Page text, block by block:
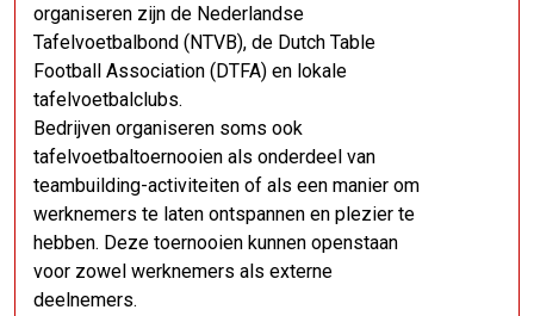
organiseren zijn de Nederlandse
Tafelvoetbalbond (NTVB), de Dutch Table
Football Association (DTFA) en lokale
tafelvoetbalclubs.
Bedrijven organiseren soms ook
tafelvoetbaltoernooien als onderdeel van
teambuilding-activiteiten of als een manier om
werknemers te laten ontspannen en plezier te
hebben. Deze toernooien kunnen openstaan
voor zowel werknemers als externe
deelnemers.